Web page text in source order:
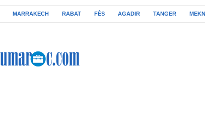
MARRAKECH RABAT FÈS AGADIR TANGER